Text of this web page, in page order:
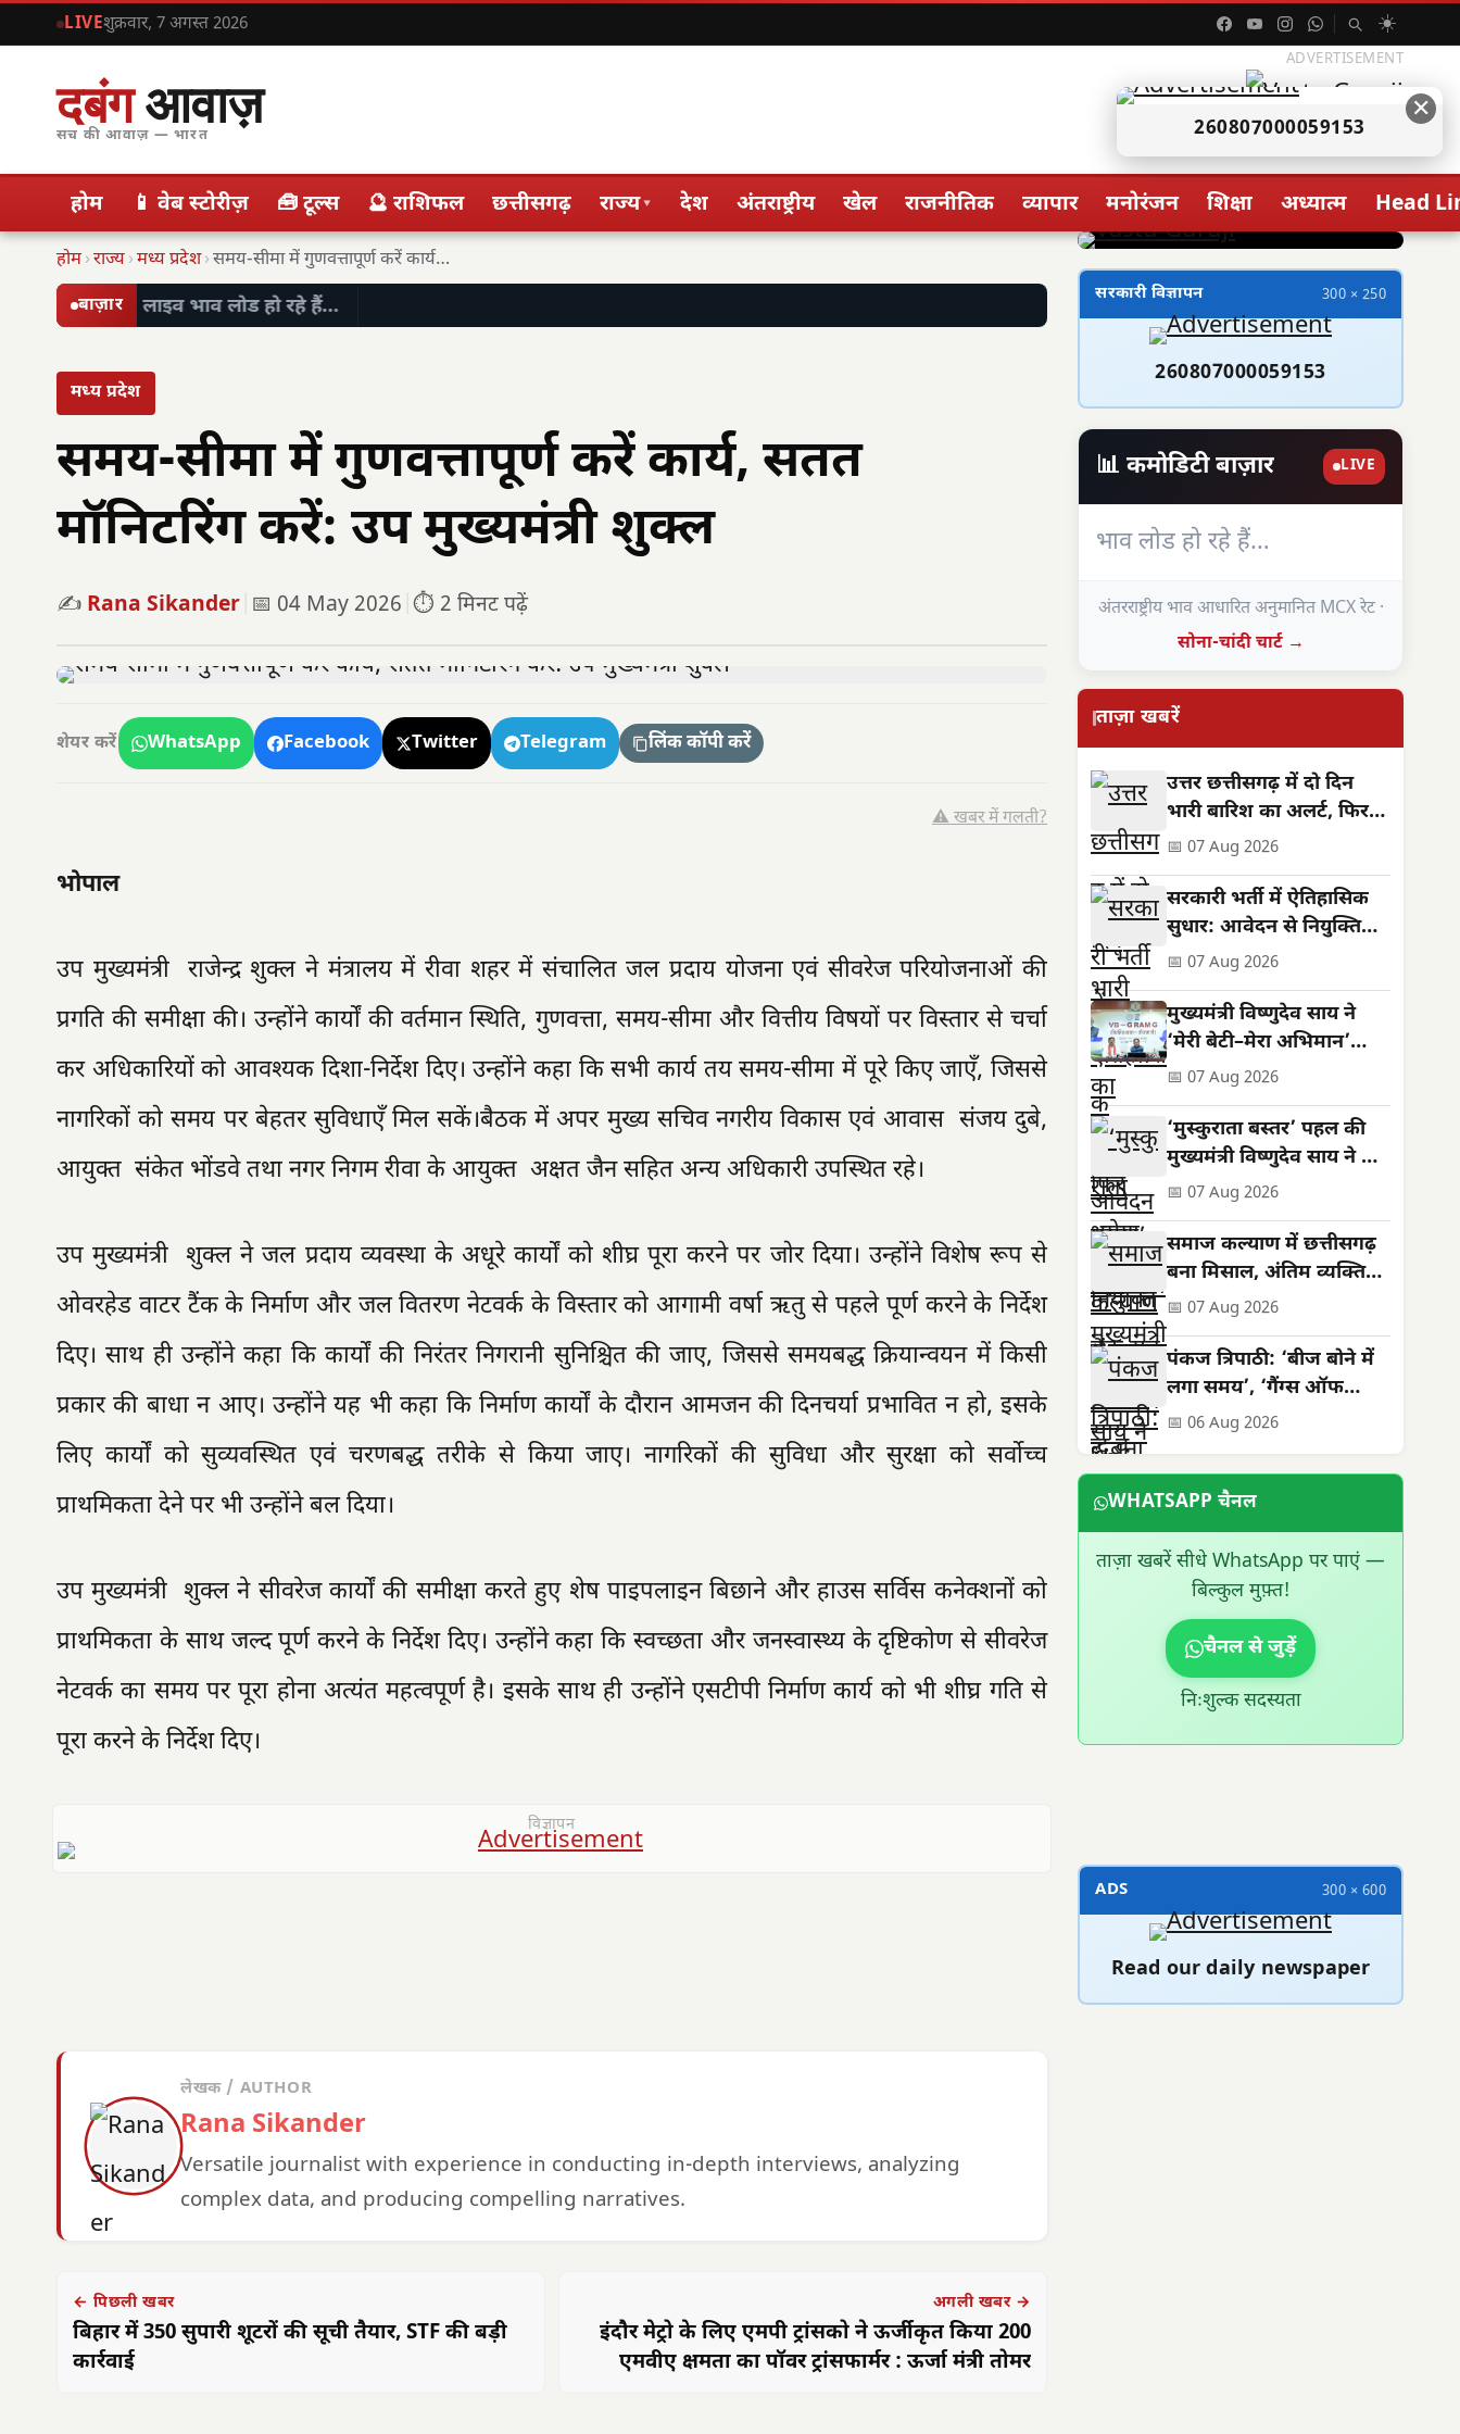
LIVEशुक्रवार, 7 अगस्त 2026 ☀️
दबंगआवाज़
सच की आवाज़ — भारत
ADVERTISEMENT
होम 📱 वेब स्टोरीज़ 🧰 टूल्स 🔮 राशिफल छत्तीसगढ़ राज्य▾ देश अंतराष्ट्रीय खेल राजनीतिक व्यापार मनोरंजन शिक्षा अध्यात्म Head
होम›राज्य›मध्य प्रदेश› समय-सीमा में गुणवत्तापूर्ण करें कार्य, सतत मॉनिटरिंग करें:…
बाज़ार लाइव भाव लोड हो रहे हैं…
मध्य प्रदेश
समय-सीमा में गुणवत्तापूर्ण करें कार्य, सतत
मॉनिटरिंग करें: उप मुख्यमंत्री शुक्ल
✍️ Rana Sikander 📅 04 May 2026 ⏱️ 2 मिनट पढ़ें
शेयर करें WhatsApp Facebook Twitter Telegram लिंक कॉपी करें
⚠️ खबर में गलती?
भोपाल
उप मुख्यमंत्री राजेन्द्र शुक्ल ने मंत्रालय में रीवा शहर में संचालित जल प्रदाय योजना एवं सीवरेज परियोजनाओं की
प्रगति की समीक्षा की। उन्होंने कार्यों की वर्तमान स्थिति, गुणवत्ता, समय-सीमा और वित्तीय विषयों पर विस्तार से चर्चा
कर अधिकारियों को आवश्यक दिशा-निर्देश दिए। उन्होंने कहा कि सभी कार्य तय समय-सीमा में पूरे किए जाएँ, जिससे
नागरिकों को समय पर बेहतर सुविधाएँ मिल सकें।बैठक में अपर मुख्य सचिव नगरीय विकास एवं आवास संजय दुबे,
आयुक्त संकेत भोंडवे तथा नगर निगम रीवा के आयुक्त अक्षत जैन सहित अन्य अधिकारी उपस्थित रहे।
उप मुख्यमंत्री शुक्ल ने जल प्रदाय व्यवस्था के अधूरे कार्यों को शीघ्र पूरा करने पर जोर दिया। उन्होंने विशेष रूप से
ओवरहेड वाटर टैंक के निर्माण और जल वितरण नेटवर्क के विस्तार को आगामी वर्षा ऋतु से पहले पूर्ण करने के निर्देश
दिए। साथ ही उन्होंने कहा कि कार्यों की निरंतर निगरानी सुनिश्चित की जाए, जिससे समयबद्ध क्रियान्वयन में किसी
प्रकार की बाधा न आए। उन्होंने यह भी कहा कि निर्माण कार्यों के दौरान आमजन की दिनचर्या प्रभावित न हो, इसके
लिए कार्यों को सुव्यवस्थित एवं चरणबद्ध तरीके से किया जाए। नागरिकों की सुविधा और सुरक्षा को सर्वोच्च
प्राथमिकता देने पर भी उन्होंने बल दिया।
उप मुख्यमंत्री शुक्ल ने सीवरेज कार्यों की समीक्षा करते हुए शेष पाइपलाइन बिछाने और हाउस सर्विस कनेक्शनों को
प्राथमिकता के साथ जल्द पूर्ण करने के निर्देश दिए। उन्होंने कहा कि स्वच्छता और जनस्वास्थ्य के दृष्टिकोण से सीवरेज
नेटवर्क का समय पर पूरा होना अत्यंत महत्वपूर्ण है। इसके साथ ही उन्होंने एसटीपी निर्माण कार्य को भी शीघ्र गति से
पूरा करने के निर्देश दिए।
विज्ञापन
लेखक / AUTHOR
Rana Sikander
Versatile journalist with experience in conducting in-depth interviews, analyzing
complex data, and producing compelling narratives.
← पिछली खबर
बिहार में 350 सुपारी शूटरों की सूची तैयार, STF की बड़ी
कार्रवाई
अगली खबर →
इंदौर मेट्रो के लिए एमपी ट्रांसको ने ऊर्जीकृत किया 200
एमवीए क्षमता का पॉवर ट्रांसफार्मर : ऊर्जा मंत्री तोमर
सरकारी विज्ञापन 300 × 250
260807000059153
📊 कमोडिटी बाज़ार LIVE
भाव लोड हो रहे हैं…
अंतरराष्ट्रीय भाव आधारित अनुमानित MCX रेट ·
सोना-चांदी चार्ट →
ताज़ा खबरें
उत्तर छत्तीसगढ़ में दो दिन
भारी बारिश का अलर्ट, फिर
थमेगा जोर
📅 07 Aug 2026
सरकारी भर्ती में ऐतिहासिक
सुधार: आवेदन से नियुक्ति
तक सब समयबद्ध व
ऑनलाइन
📅 07 Aug 2026
मुख्यमंत्री विष्णुदेव साय ने
‘मेरी बेटी–मेरा अभिमान’
अभियान का किया शुभारंभ
📅 07 Aug 2026
‘मुस्कुराता बस्तर’ पहल की
मुख्यमंत्री विष्णुदेव साय ने की
सराहना
📅 07 Aug 2026
समाज कल्याण में छत्तीसगढ़
बना मिसाल, अंतिम व्यक्ति
तक पहुंच रहीं योजनाएं
📅 07 Aug 2026
पंकज त्रिपाठी: ‘बीज बोने में
लगा समय’, ‘गैंग्स ऑफ
वासेपुर’ से पहले का सफर
📅 06 Aug 2026
WHATSAPP चैनल
ताज़ा खबरें सीधे WhatsApp पर पाएं —
बिल्कुल मुफ़्त!
चैनल से जुड़ें
निःशुल्क सदस्यता
ADS 300 × 600
Read our daily newspaper
✕
260807000059153